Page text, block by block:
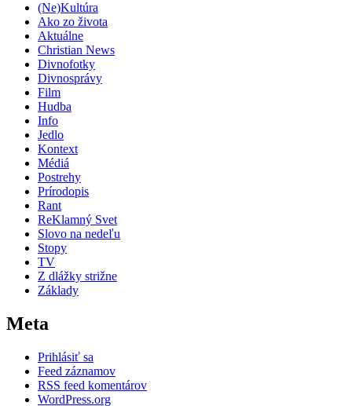
(Ne)Kultúra
Ako zo života
Aktuálne
Christian News
Divnofotky
Divnosprávy
Film
Hudba
Info
Jedlo
Kontext
Médiá
Postrehy
Prírodopis
Rant
ReKlamný Svet
Slovo na nedeľu
Stopy
TV
Z dlážky strižne
Základy
Meta
Prihlásiť sa
Feed záznamov
RSS feed komentárov
WordPress.org